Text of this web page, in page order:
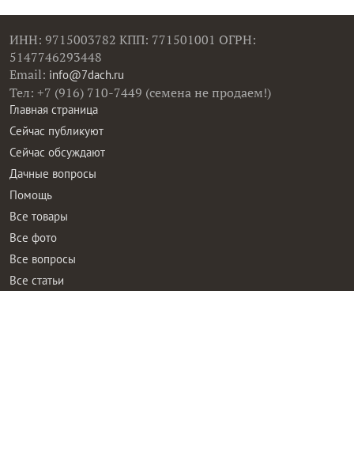
ИНН: 9715003782 КПП: 771501001 ОГРН:
5147746293448
Email: info@7dach.ru
Тел: +7 (916) 710-7449 (семена не продаем!)
Главная страница
Сейчас публикуют
Сейчас обсуждают
Дачные вопросы
Помощь
Все товары
Все фото
Все вопросы
Все статьи